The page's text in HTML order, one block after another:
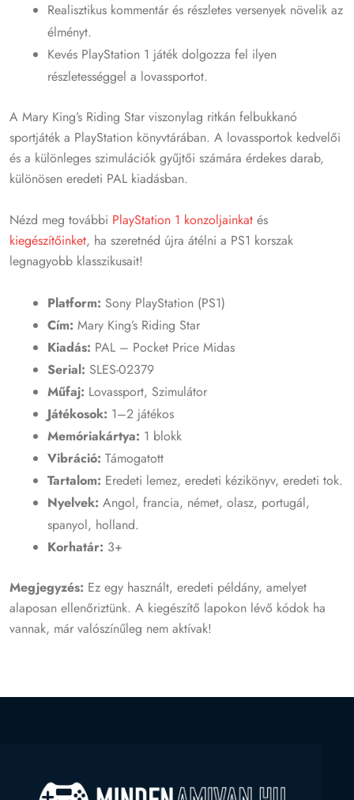
Realisztikus kommentár és részletes versenyek növelik az
élményt.
Kevés PlayStation 1 játék dolgozza fel ilyen
részletességgel a lovassportot.
A Mary King’s Riding Star viszonylag ritkán felbukkanó
sportjáték a PlayStation könyvtárában. A lovassportok kedvelői
és a különleges szimulációk gyűjtői számára érdekes darab,
különösen eredeti PAL kiadásban.
Nézd meg további PlayStation 1 konzoljainkat és
kiegészítőinket, ha szeretnéd újra átélni a PS1 korszak
legnagyobb klasszikusait!
Platform: Sony PlayStation (PS1)
Cím: Mary King’s Riding Star
Kiadás: PAL – Pocket Price Midas
Serial: SLES-02379
Műfaj: Lovassport, Szimulátor
Játékosok: 1–2 játékos
Memóriakártya: 1 blokk
Vibráció: Támogatott
Tartalom: Eredeti lemez, eredeti kézikönyv, eredeti tok.
Nyelvek: Angol, francia, német, olasz, portugál,
spanyol, holland.
Korhatár: 3+
Megjegyzés: Ez egy használt, eredeti példány, amelyet
alaposan ellenőriztünk. A kiegészítő lapokon lévő kódok ha
vannak, már valószínűleg nem aktívak!